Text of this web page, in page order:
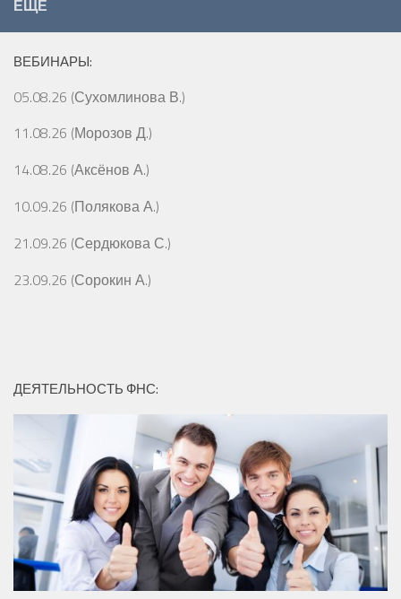
ЕЩЁ
ВЕБИНАРЫ:
05.08.26 (Сухомлинова В.)
11.08.26 (Морозов Д.)
14.08.26 (Аксёнов А.)
10.09.26 (Полякова А.)
21.09.26 (Сердюкова С.)
23.09.26 (Сорокин А.)
ДЕЯТЕЛЬНОСТЬ ФНС: